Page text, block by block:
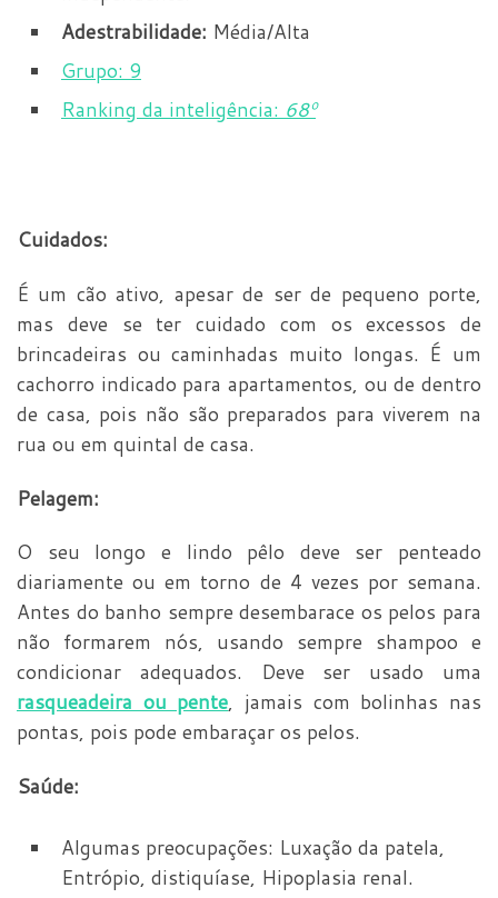
Adestrabilidade: Média/Alta
Grupo: 9
Ranking da inteligência: 68º
Cuidados:
É um cão ativo, apesar de ser de pequeno porte,
mas deve se ter cuidado com os excessos de
brincadeiras ou caminhadas muito longas. É um
cachorro indicado para apartamentos, ou de dentro
de casa, pois não são preparados para viverem na
rua ou em quintal de casa.
Pelagem:
O seu longo e lindo pêlo deve ser penteado
diariamente ou em torno de 4 vezes por semana.
Antes do banho sempre desembarace os pelos para
não formarem nós, usando sempre shampoo e
condicionar adequados. Deve ser usado uma
rasqueadeira ou pente, jamais com bolinhas nas
pontas, pois pode embaraçar os pelos.
Saúde:
Algumas preocupações: Luxação da patela,
Entrópio, distiquíase, Hipoplasia renal.